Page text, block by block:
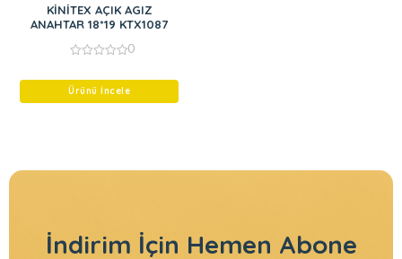
KİNİTEX AÇIK AGIZ
ANAHTAR 18*19 KTX1087
of
0
Ürünü İncele
İndirim İçin Hemen Abone